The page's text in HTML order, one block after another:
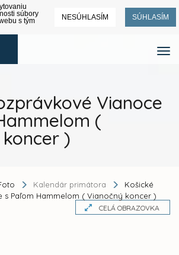
súbory
s tým
NESÚHLASÍM SÚHLASÍM
Vianoce
(
)
Kalendár primátora
Košické
s Paľom Hammelom ( Vianočný koncer )
CELÁ OBRAZOVKA